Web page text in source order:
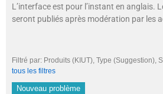
L’interface est pour l’instant en anglais.
seront publiés après modération par les
Filtré par: Produits (KIUT), Type
tous les filtres
Nouveau problème